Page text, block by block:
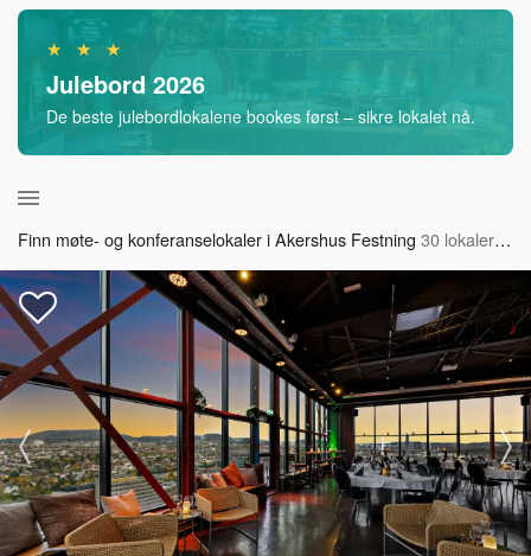
★ ★ ★
Julebord 2026
De beste julebordlokalene bookes først – sikre lokalet nå.
Finn møte- og konferanselokaler i Akershus Festning 30 lokaler tilgjengelig